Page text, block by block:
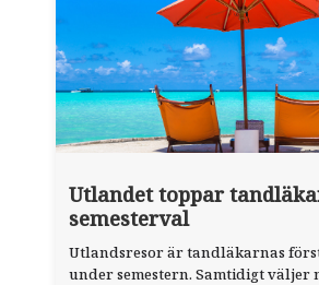
Utlandet toppar
semesterval
Utlandsresor är tandläkarnas
under semestern. Samtidigt väljer